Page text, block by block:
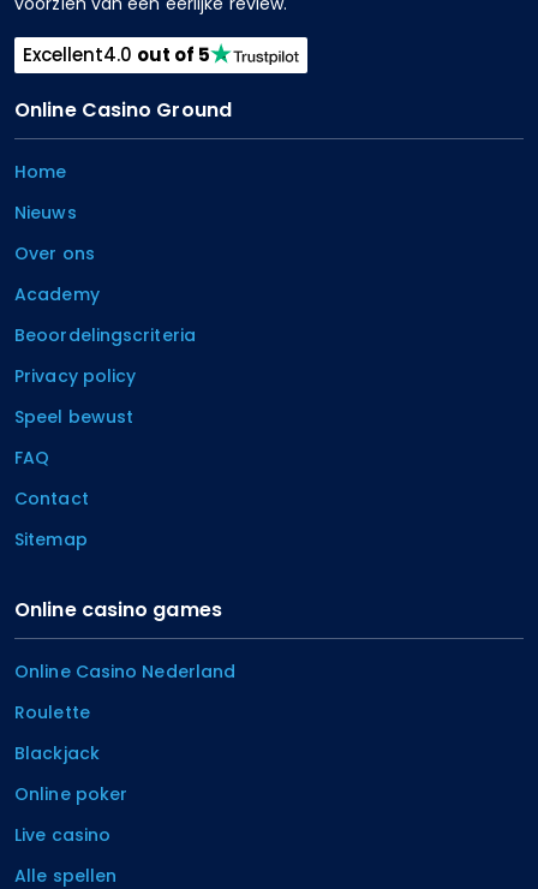
Excellent4.0 out of 5
Online Casino Ground
Home
Nieuws
Over ons
Academy
Beoordelingscriteria
Privacy policy
Speel bewust
FAQ
Contact
Sitemap
Online casino games
Online Casino Nederland
Roulette
Blackjack
Online poker
Live casino
Alle spellen